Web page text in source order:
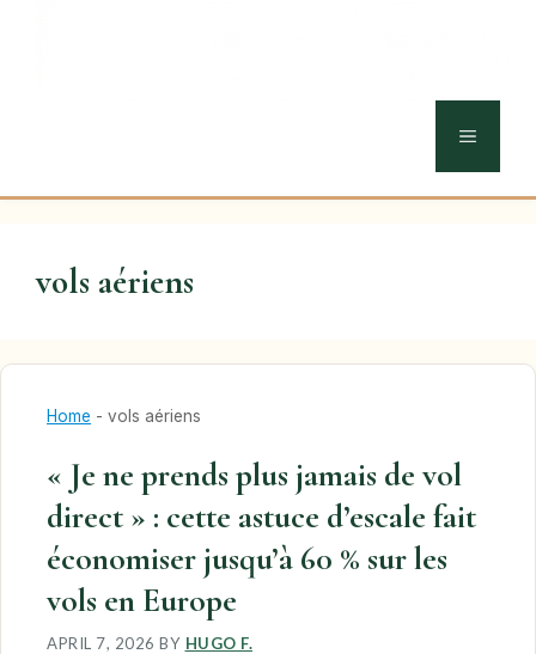
MENU
vols aériens
Home - vols aériens
« Je ne prends plus jamais de vol
direct » : cette astuce d’escale fait
économiser jusqu’à 60 % sur les
vols en Europe
APRIL 7, 2026 BY HUGO F.